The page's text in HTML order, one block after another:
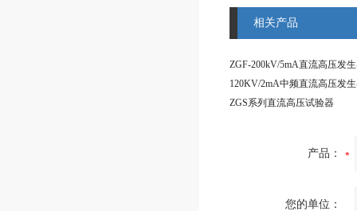
相关产品
ZGF-200kV/5mA直流高压发
120KV/2mA中频直流高压发
ZGS系列直流高压试验器
产品：
您的单位：